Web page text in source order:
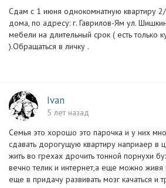
Сдам c 1 июня однокомнатную квартиру 2/
дома, по адресу: г. Гаврилов-Ям ул.
мебели на длительный срок ( есть только
).Обращаться в личку .
Ivan
5 лет назад
Семья это хорошо это парочка и у них
сдавать дорогущую квартиру наприаер в
жить во грехах дрочить тонной порнухи
вечно телик и интернет,а еще можно
еще в придачу развивать мозг качаться и